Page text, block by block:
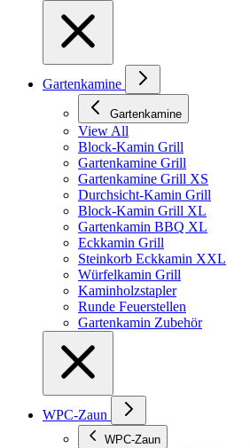
Gartenkamine
Gartenkamine
View All
Block-Kamin Grill
Gartenkamine Grill
Gartenkamine Grill XS
Durchsicht-Kamin Grill
Block-Kamin Grill XL
Gartenkamin BBQ XL
Eckkamin Grill
Steinkorb Eckkamin XXL
Würfelkamin Grill
Kaminholzstapler
Runde Feuerstellen
Gartenkamin Zubehör
WPC-Zaun
WPC-Zaun